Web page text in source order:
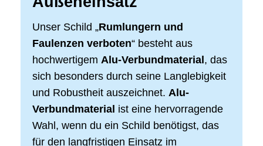
Unser Schild „Rumlungern und
Faulenzen verboten“ besteht aus
hochwertigem Alu-Verbundmaterial , das
sich besonders durch seine Langlebigkeit
und Robustheit auszeichnet. Alu-
Verbundmaterial ist eine hervorragende
Wahl, wenn du ein Schild benötigst, das
für den langfristigen Einsatz im